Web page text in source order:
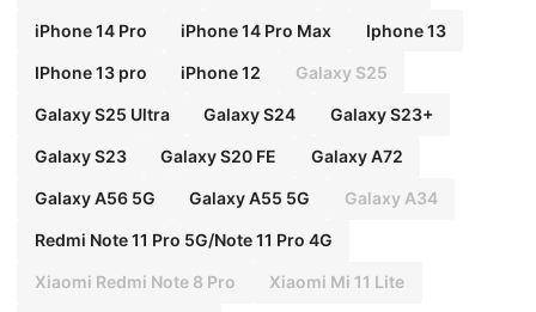
iPhone 14 Pro iPhone 14 Pro Max Iphone 13
IPhone 13 pro iPhone 12 Galaxy S25
Galaxy S25 Ultra Galaxy S24 Galaxy S23+
Galaxy S23 Galaxy S20 FE Galaxy A72
Galaxy A56 5G Galaxy A55 5G Galaxy A34
Redmi Note 11 Pro 5G/Note 11 Pro 4G
Xiaomi Redmi Note 8 Pro Xiaomi Mi 11 Lite